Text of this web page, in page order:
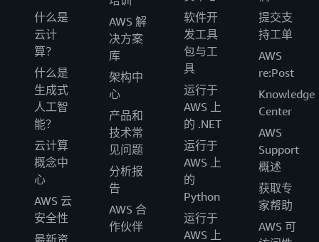
什么是
云计
算？
什么是
生成式
人工智
能？
云计算
概念中
心
AWS 云
安全性
AWS 解
决方案
库
架构中
心
产品和
技术常
见问题
分析报
告
AWS 合
作伙伴
软件开
发工具
包与工
具
运行于
AWS 上
的 .NET
运行于
AWS 上
的
Python
运行于
AWS 上
提交支
持工单
AWS
re:Post
Knowledge
Center
AWS
Support
概述
获取专
家帮助
AWS 可